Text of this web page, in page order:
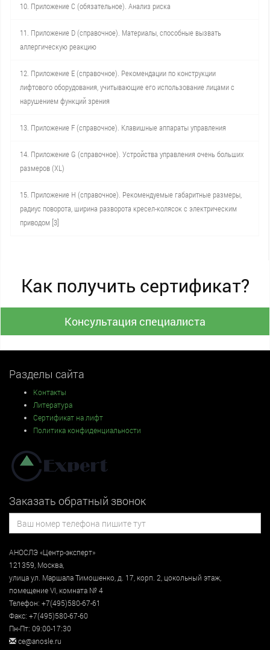
10. Приложение С (обязательное). Анализ риска
11. Приложение D (справочное). Материалы, способные вызвать
аллергическую реакцию
12. Приложение Е (справочное). Рекомендации по конструкции
лифтового оборудования, учитывающие его использование лицами с
нарушением функций зрения
13. Приложение F (справочное). Клавишные аппараты управления
14. Приложение G (справочное). Устройства управления очень больших
размеров (XL)
15. Приложение Н (справочное). Рекомендуемые габаритные размеры,
радиус поворота, ширина разворота кресел-колясок с электрическим
приводом [3]
Как получить сертификат?
Консультация специалиста
Разделы сайта
Контакты
Литература
Сертификат на лифт
Политика конфиденциальности
Заказать обратный звонок
АНОСЛЭ «Центр-эксперт»
121359 Москва
улицаул. Маршала Тимошенко, д. 17, корп. 2, цокольный этаж
помещение VI, комната № 4
Телефон: +7(495)580-67-61
Факс: +7(495)580-67-60
Пн-Пт: 09:00-17:30
ce@anosle.ru